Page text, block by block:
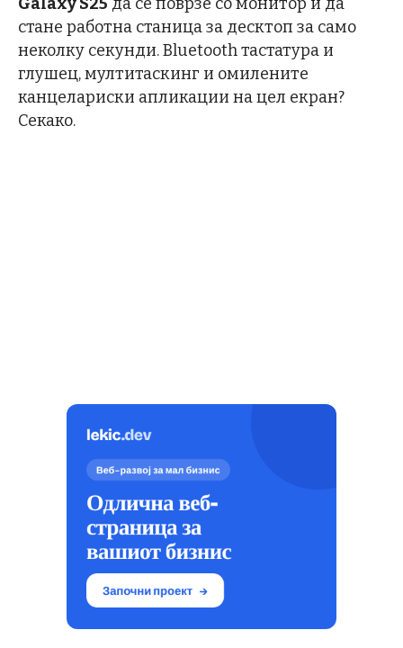
стане работна станица за десктоп за само
неколку секунди. Bluetooth тастатура и
глушец, мултитаскинг и омилените
канцелариски апликации на цел екран?
Секако.